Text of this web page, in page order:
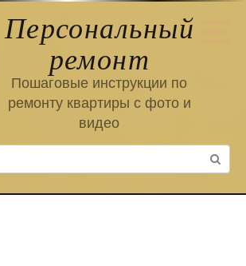
Персональный
ремонт
Пошаговые инструкции по
ремонту квартиры с фото и
видео